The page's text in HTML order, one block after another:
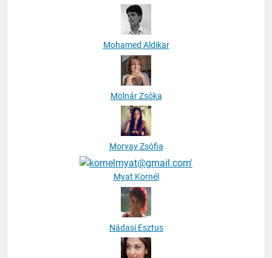
Mohamed Aldikar
Molnár Zsóka
Morvay Zsófia
Myat Kornél
Nádasi Esztus